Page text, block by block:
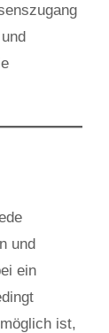
und
ein
ist,